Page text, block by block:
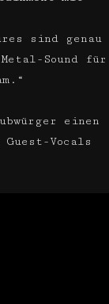
sind genau
Sound für
einen
Vocals